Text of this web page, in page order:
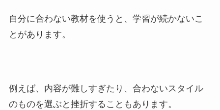
自分に合わない教材を使うと、学習が続かないこ
とがあります。
例えば、内容が難しすぎたり、合わないスタイル
のものを選ぶと挫折することもあります。